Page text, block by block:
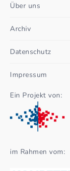
Über uns
Archiv
Datenschutz
Impressum
Ein Projekt von:
im Rahmen vom: